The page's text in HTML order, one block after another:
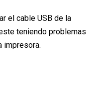
el cable USB de la
teniendo problemas
impresora.